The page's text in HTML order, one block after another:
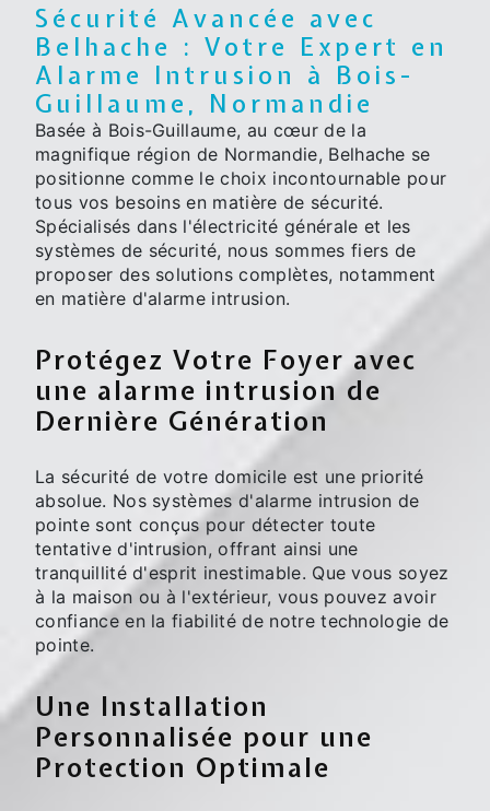
Sécurité Avancée avec
Belhache : Votre Expert en
Alarme Intrusion à Bois-
Guillaume, Normandie
Basée à Bois-Guillaume, au cœur de la
magnifique région de Normandie, Belhache se
positionne comme le choix incontournable pour
tous vos besoins en matière de sécurité.
Spécialisés dans l'électricité générale et les
systèmes de sécurité, nous sommes fiers de
proposer des solutions complètes, notamment
en matière d'alarme intrusion.
Protégez Votre Foyer avec
une alarme intrusion de
Dernière Génération
La sécurité de votre domicile est une priorité
absolue. Nos systèmes d'alarme intrusion de
pointe sont conçus pour détecter toute
tentative d'intrusion, offrant ainsi une
tranquillité d'esprit inestimable. Que vous soyez
à la maison ou à l'extérieur, vous pouvez avoir
confiance en la fiabilité de notre technologie de
pointe.
Une Installation
Personnalisée pour une
Protection Optimale